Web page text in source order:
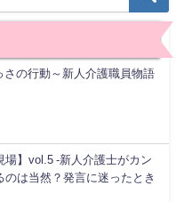
さの行動～新人介護職員物語
場】vol.5 -新人介護士がカン
のは当然？発言に迷ったとき